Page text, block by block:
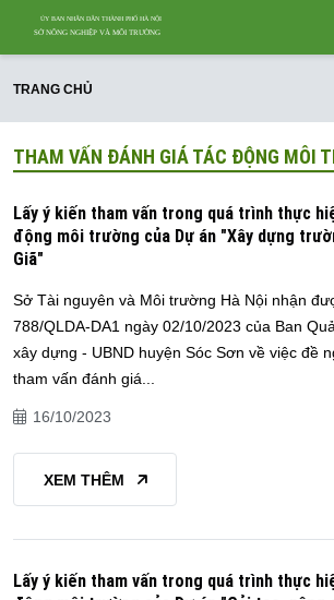
TRANG CHỦ
THAM VẤN ĐÁNH GIÁ TÁC ĐỘNG MÔI
Lấy ý kiến tham vấn trong quá trình thực
động môi trường của Dự án "Xây dựng
Giã"
Sở Tài nguyên và Môi trường Hà Nội nhận
788/QLDA-DA1 ngày 02/10/2023 của Ban
xây dựng - UBND huyện Sóc Sơn về việc đề
tham vấn đánh giá...
16/10/2023
XEM THÊM
Lấy ý kiến tham vấn trong quá trình thực